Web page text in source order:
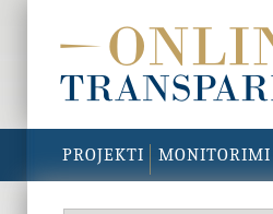
PROJEKTI MONITORIMI